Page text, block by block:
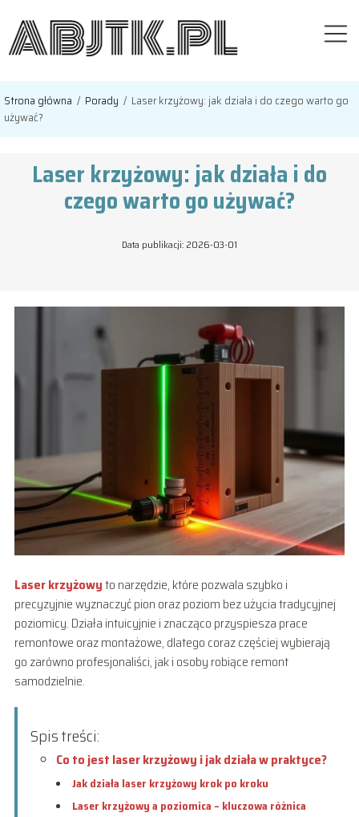
Strona główna / Porady / Laser krzyżowy: jak działa i do czego warto go
używać?
Laser krzyżowy: jak działa i do
czego warto go używać?
Data publikacji: 2026-03-01
Laser krzyżowyto narzędzie, które pozwala szybko i
precyzyjnie wyznaczyć pion oraz poziom bez użycia tradycyjnej
poziomicy. Działa intuicyjnie i znacząco przyspiesza prace
remontowe oraz montażowe, dlatego coraz częściej wybierają
go zarówno profesjonaliści, jak i osoby robiące remont
samodzielnie.
Spis treści:
Co to jest laser krzyżowy i jak działa w praktyce?
Jak działa laser krzyżowy krok po kroku
Laser krzyżowy a poziomica – kluczowa różnica